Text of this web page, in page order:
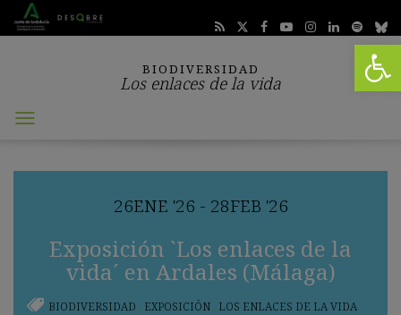
Abrir
BIODIVERSIDAD
Los enlaces de la vida
Abrir
26ENE '26 - 28FEB '26
Exposición `Los enlaces de la
vida´ en Ardales (Málaga)
BIODIVERSIDAD , EXPOSICIÓN , LOS ENLACES DE LA VIDA